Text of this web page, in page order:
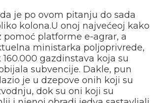
je po ovom pitanju do sada
kolona.U onoj najvećeoj kako
pomoć platforme e-agrar, a
ministarka poljoprivrede,
gazdinstava koja su
subvencije. Dakle, pun
je u dzepove onih koji su
dok su oni koji su